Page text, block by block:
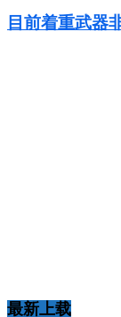
目前着重武器
最新上载